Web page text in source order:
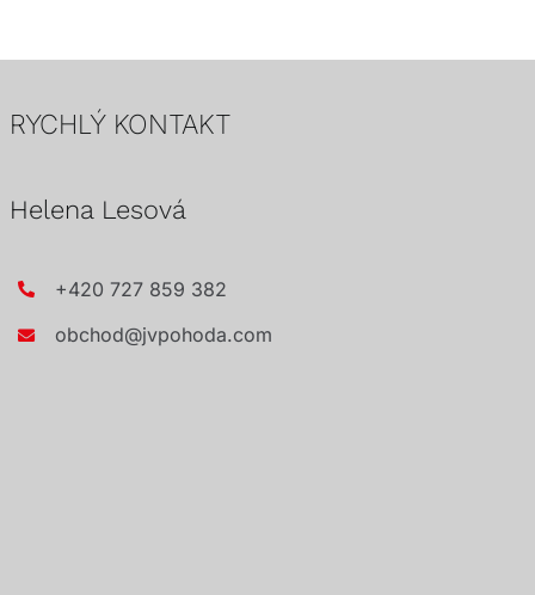
RYCHLÝ KONTAKT
Helena Lesová
+420 727 859 382
obchod@jvpohoda.com